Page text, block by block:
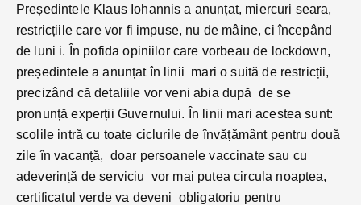
Președintele Klaus Iohannis a anunțat, miercuri seara,
restricțiile care vor fi impuse, nu de mâine, ci începând
de luni i. În pofida opiniilor care vorbeau de lockdown,
președintele a anunțat în linii mari o suită de restricții,
precizând că detaliile vor veni abia după de se
pronunță experții Guvernului. În linii mari acestea sunt:
scolile intră cu toate ciclurile de învățământ pentru două
zile în vacanță, doar persoanele vaccinate sau cu
adeverință de serviciu vor mai putea circula noaptea,
certificatul verde va deveni obligatoriu pentru